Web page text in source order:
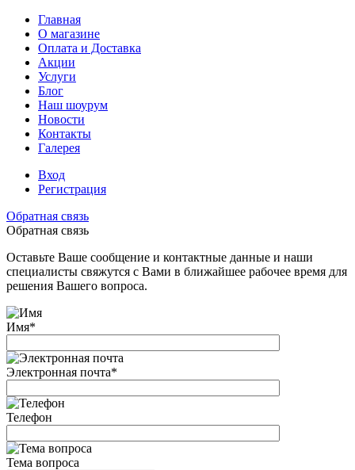
Главная
О магазине
Оплата и Доставка
Акции
Услуги
Блог
Наш шоурум
Новости
Контакты
Галерея
Вход
Регистрация
Обратная связь
Обратная связь
Оставьте Ваше сообщение и контактные данные и наши
специалисты свяжутся с Вами в ближайшее рабочее время для
решения Вашего вопроса.
Имя*
Электронная почта*
Телефон
Тема вопроса